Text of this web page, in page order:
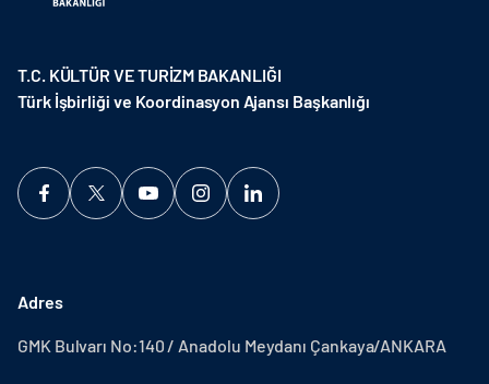
T.C. KÜLTÜR VE TURİZM BAKANLIĞI
Türk İşbirliği ve Koordinasyon Ajansı Başkanlığı
Adres
GMK Bulvarı No:140 / Anadolu Meydanı Çankaya/ANKARA